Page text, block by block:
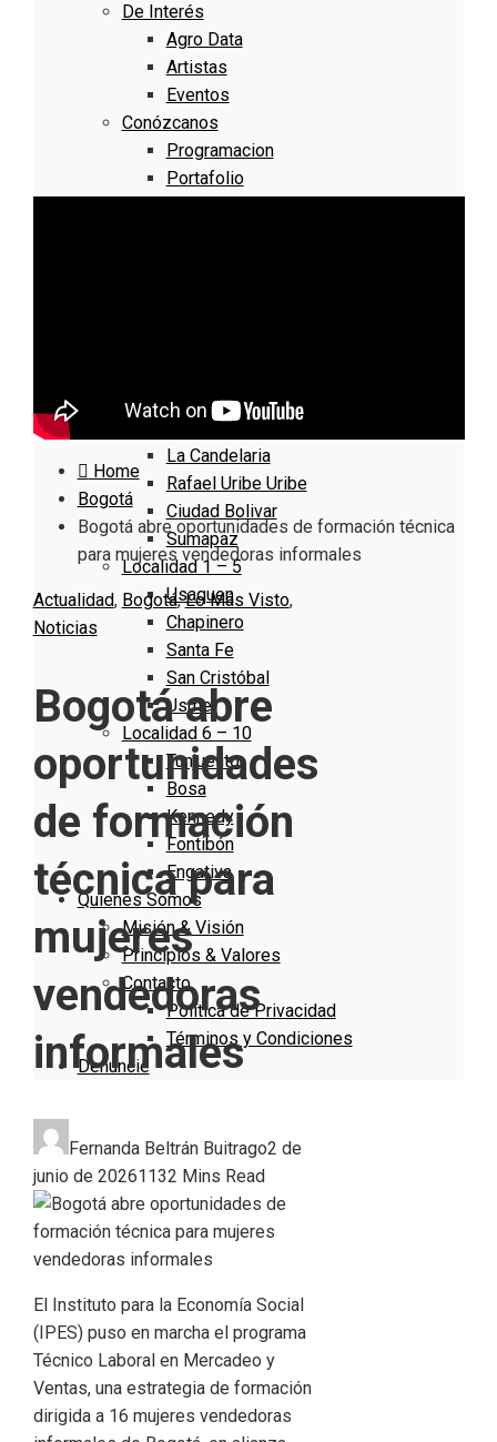
De Interés
Agro Data
Artistas
Eventos
Conózcanos
Programacion
Portafolio
Localidad 16 – 20
Puente Aranda
La Candelaria
Rafael Uribe Uribe
Ciudad Bolivar
Sumapaz
Localidad 1 – 5
Usaquen
Chapinero
Santa Fe
San Cristóbal
Usme
Localidad 6 – 10
Tunjuelito
Bosa
Kennedy
Fontibón
Engativa
Quienes Somos
Misión & Visión
Principios & Valores
Contacto
Política de Privacidad
Términos y Condiciones
Denuncie
Home
Bogotá
Bogotá abre oportunidades de formación técnica
para mujeres vendedoras informales
Actualidad, Bogotá,Lo Más Visto,
Noticias
Bogotá abre
oportunidades
de formación
técnica para
mujeres
vendedoras
informales
Fernanda Beltrán Buitrago2 de
junio de 20261132 Mins Read
El Instituto para la Economía Social
(IPES) puso en marcha el programa
Técnico Laboral en Mercadeo y
Ventas, una estrategia de formación
dirigida a 16 mujeres vendedoras